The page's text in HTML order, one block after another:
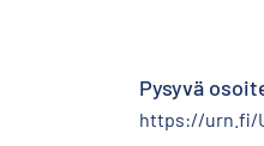
Pysyvä
https://urn.fi/